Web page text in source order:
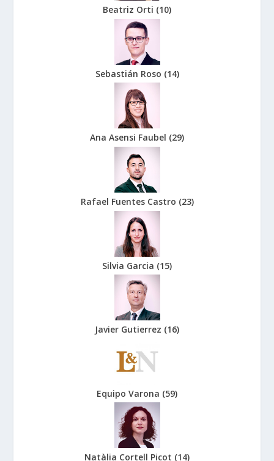
Beatriz Orti (10)
Sebastián Roso (14)
Ana Asensi Faubel (29)
Rafael Fuentes Castro (23)
Silvia Garcia (15)
Javier Gutierrez (16)
Equipo Varona (59)
Natàlia Cortell Picot (14)